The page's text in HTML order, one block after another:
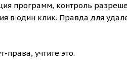
программ, контроль
в один клик. Правда для
учтите это.